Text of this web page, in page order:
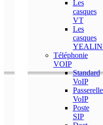
Les
casques
VT
Les
casques
Téléphonie
VOIP
Standard
VoIP
VoIP
Poste
SIP